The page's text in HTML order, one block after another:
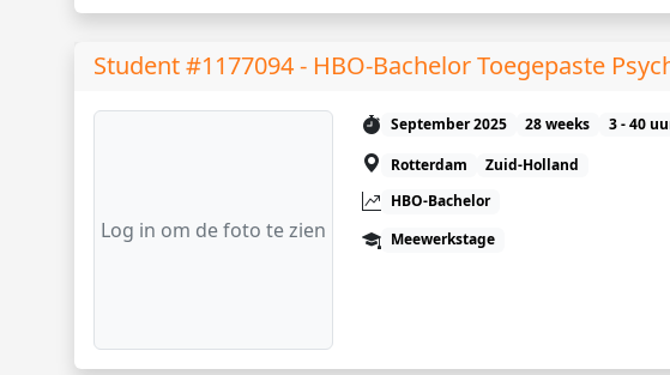
Student #1177094 - HBO-Bachelor Toegepaste
Log in om de foto te zien
September 2025 28 weeks
3 - 40
Rotterdam
Zuid-Holland
HBO-Bachelor
Meewerkstage